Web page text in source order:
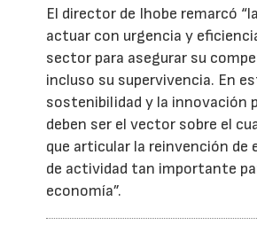
El director de Ihobe remarcó
actuar con urgencia y
sector para asegurar su
incluso su supervivencia. En
sostenibilidad y la innovación
deben ser el vector sobre el
que articular la reinvención de
de actividad tan importante
economía”.